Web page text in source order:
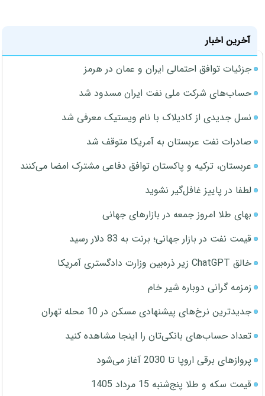
آخرین اخبار
جزئیات توافق احتمالی ایران و عمان در هرمز
حساب‌های شرکت ملی نفت ایران مسدود شد
نسل جدیدی از کادیلاک با نام ویستیک معرفی شد
صادرات نفت عربستان به آمریکا متوقف شد
عربستان، ترکیه و پاکستان توافق دفاعی مشترک امضا می‌کنند
لطفا در پاییز غافل‌گیر نشوید
بهای طلا امروز جمعه در بازارهای جهانی
قیمت نفت در بازار جهانی؛ برنت به 83 دلار رسید
خالق ChatGPT زیر ذره‌بین وزارت دادگستری آمریکا
زمزمه گرانی دوباره شیر خام
جدیدترین نرخ‌های پیشنهادی مسکن در 10 محله تهران
تعداد حساب‌های بانکی‌تان را اینجا مشاهده کنید
پروازهای برقی اروپا تا 2030 آغاز می‌شود
قیمت سکه و طلا پنج‌شنبه 15 مرداد 1405